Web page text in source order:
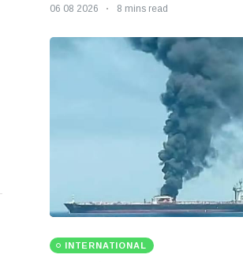
06 08 2026 8 mins read
INTERNATIONAL